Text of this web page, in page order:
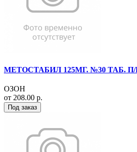
МЕТОСТАБИЛ 125МГ. №30 ТАБ.
ОЗОН
от 208.00 р.
Под заказ